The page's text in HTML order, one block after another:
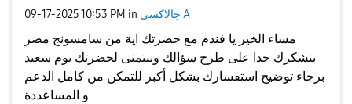
‎09-17-202510:53 PM in جالاكسى A
مساء الخير يا فندم مع حضرتك اية من سامسونج مصر
بنشكرك جدا على طرح سؤالك وبنتمنى لحضرتك يوم سعيد
برجاء توضيح استفسارك بشكل أكبر للتمكن من كامل الدعم
و المساعددة